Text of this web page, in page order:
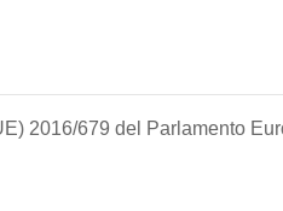
2016/679 del Parlamento